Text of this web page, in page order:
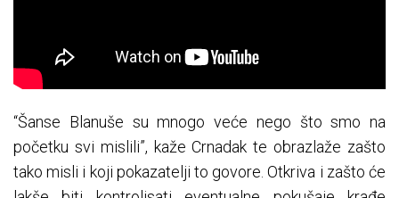
“Šanse Blanuše su mnogo veće nego što smo na
početku svi mislili”, kaže Crnadak te obrazlaže zašto
tako misli i koji pokazatelji to govore. Otkriva i zašto će